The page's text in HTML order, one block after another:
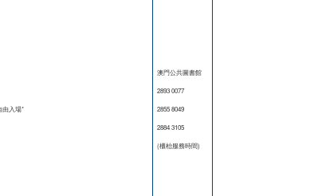
由入場*
澳門公共圖書館
2893 0077
2855 8049
2884 3105
(櫃枱服務時間)